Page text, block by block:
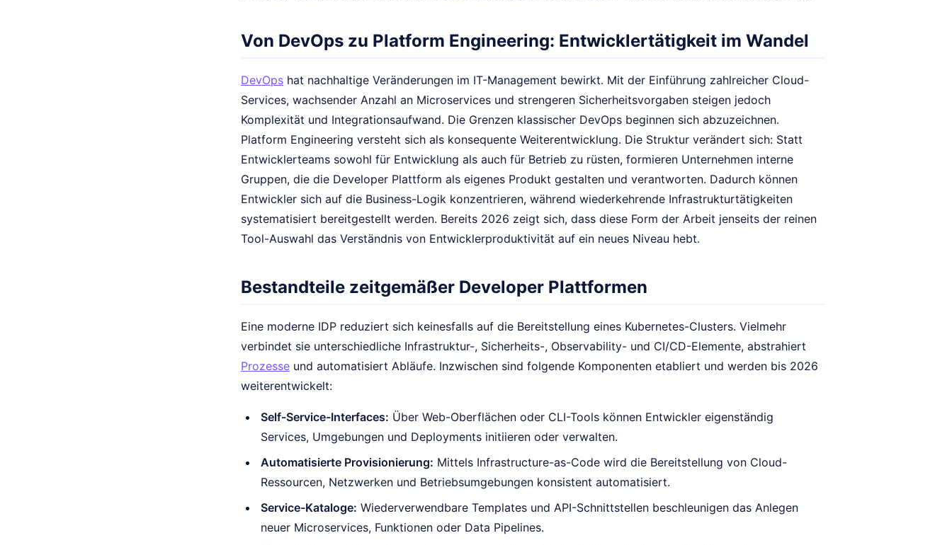
Von DevOps zu Platform Engineering: Entwicklertätigkeit im Wandel
DevOps hat nachhaltige Veränderungen im IT-Management bewirkt. Mit der Einführung zahlreicher Cloud-
Services, wachsender Anzahl an Microservices und strengeren Sicherheitsvorgaben steigen jedoch
Komplexität und Integrationsaufwand. Die Grenzen klassischer DevOps beginnen sich abzuzeichnen.
Platform Engineering versteht sich als konsequente Weiterentwicklung. Die Struktur verändert sich: Statt
Entwicklerteams sowohl für Entwicklung als auch für Betrieb zu rüsten, formieren Unternehmen interne
Gruppen, die die Developer Plattform als eigenes Produkt gestalten und verantworten. Dadurch können
Entwickler sich auf die Business-Logik konzentrieren, während wiederkehrende Infrastrukturtätigkeiten
systematisiert bereitgestellt werden. Bereits 2026 zeigt sich, dass diese Form der Arbeit jenseits der reinen
Tool-Auswahl das Verständnis von Entwicklerproduktivität auf ein neues Niveau hebt.
Bestandteile zeitgemäßer Developer Plattformen
Eine moderne IDP reduziert sich keinesfalls auf die Bereitstellung eines Kubernetes-Clusters. Vielmehr
verbindet sie unterschiedliche Infrastruktur-, Sicherheits-, Observability- und CI/CD-Elemente, abstrahiert
Prozesse und automatisiert Abläufe. Inzwischen sind folgende Komponenten etabliert und werden bis 2026
weiterentwickelt:
Self-Service-Interfaces: Über Web-Oberflächen oder CLI-Tools können Entwickler eigenständig
Services, Umgebungen und Deployments initiieren oder verwalten.
Automatisierte Provisionierung: Mittels Infrastructure-as-Code wird die Bereitstellung von Cloud-
Ressourcen, Netzwerken und Betriebsumgebungen konsistent automatisiert.
Service-Kataloge: Wiederverwendbare Templates und API-Schnittstellen beschleunigen das Anlegen
neuer Microservices, Funktionen oder Data Pipelines.